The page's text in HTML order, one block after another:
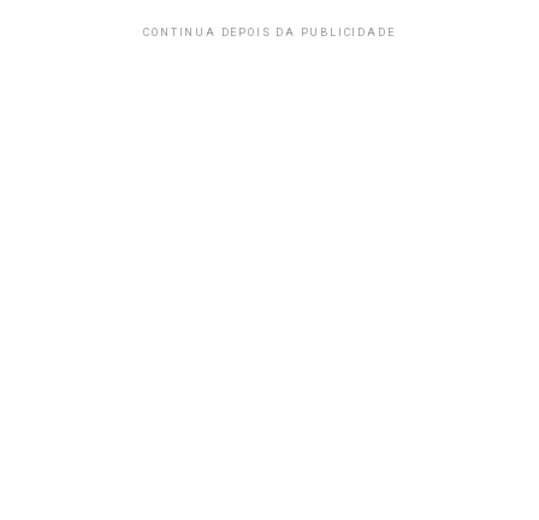
CONTINUA DEPOIS DA PUBLICIDADE